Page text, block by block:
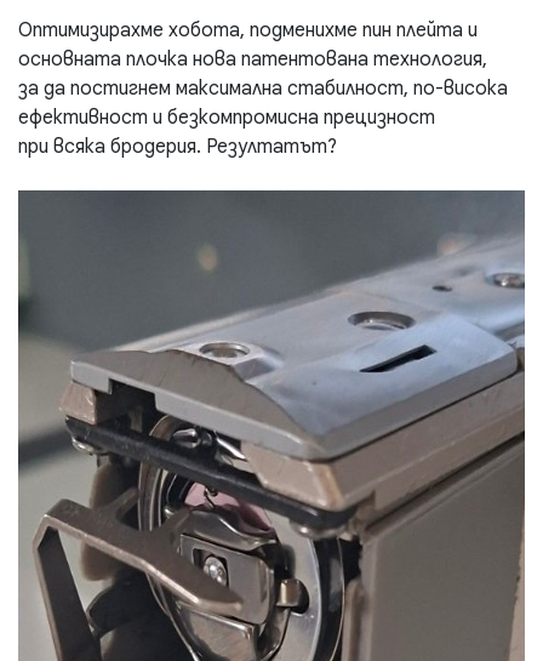
Оптимизирахме хобота, подменихме пин плейта и
основната плочка нова патентована технология,
за да постигнем максимална стабилност, по-висока
ефективност и безкомпромисна прецизност
при всяка бродерия. Резултатът?